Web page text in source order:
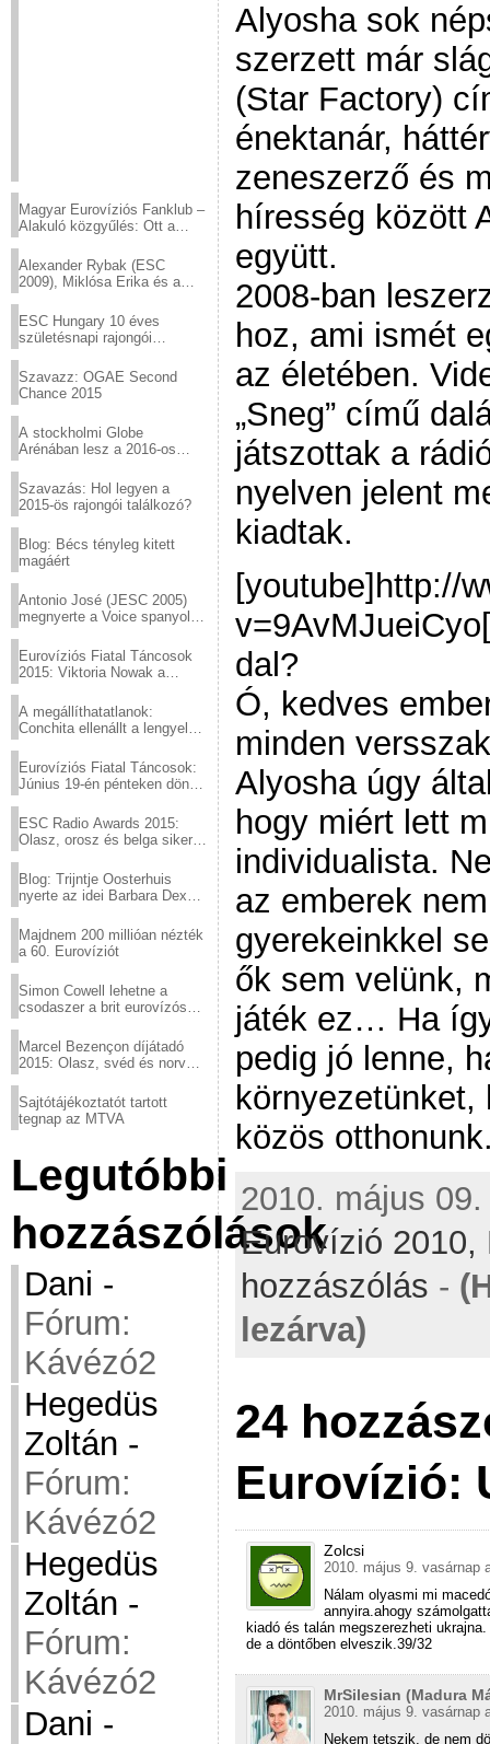
Magyar Eurovíziós Fanklub –
Alakuló közgyűlés: Ott a
Alexander Rybak (ESC
2009), Miklósa Erika és a
sztárjai a Margitszigeten
ESC Hungary 10 éves
születésnapi rajongói
Szavazz: OGAE Second
Chance 2015
A stockholmi Globe
Arénában lesz a 2016-os
Szavazás: Hol legyen a
2015-ös rajongói találkozó?
Blog: Bécs tényleg kitett
magáért
Antonio José (JESC 2005)
megnyerte a Voice spanyol
Eurovíziós Fiatal Táncosok
2015: Viktoria Nowak a
A megállíthatatlanok:
Conchita ellenállt a lengyel
Eurovíziós Fiatal Táncosok:
Június 19-én pénteken döntő
ESC Radio Awards 2015:
Olasz, orosz és belga siker,
Blog: Trijntje Oosterhuis
nyerte az idei Barbara Dex
Majdnem 200 millióan nézték
a 60. Eurovíziót
Simon Cowell lehetne a
csodaszer a brit eurovízós
Marcel Bezençon díjátadó
2015: Olasz, svéd és norvég
Sajtótájékoztatót tartott
tegnap az MTVA
Legutóbbi
hozzászólások
Dani -
Fórum:
Kávézó2
Hegedüs
Zoltán -
Fórum:
Kávézó2
Hegedüs
Zoltán -
Fórum:
Kávézó2
Dani -
Alyosha sok
szerzett már
(Star Factory)
énektanár,
zeneszerző és
híresség között
együtt.
2008-ban
hoz, ami ismét
az életében.
„Sneg” című
játszottak a
nyelven jelent
kiadtak.
[youtube]http://
dal?
Ó, kedves
minden
Alyosha úgy
hogy miért lett
individualista.
az emberek
gyerekeinkkel
ők sem velünk,
játék ez… Ha
pedig jó lenne,
közös
2010. május
Eurovízió 2010,
hozzászólás -
lezárva)
24
Eurovízió:
Zolcsi
2010. május 9. vasárnap
Nálam olyasmi mi
annyira.ahogy
kiadó és talán megszerezheti ukrajna.
de a döntőben elveszik.39/32
MrSilesian (Madura
2010. május 9. vasárnap
Nekem tetszik, de nem